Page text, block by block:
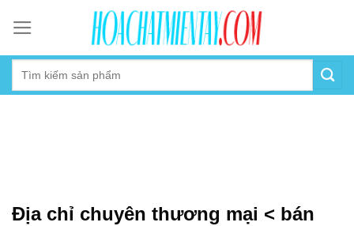
content
Địa chỉ chuyên thương mại < bán